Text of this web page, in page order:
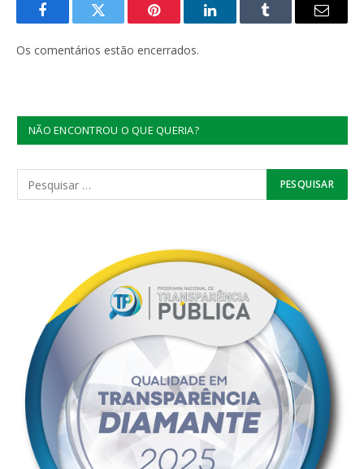
FacebookTwitter Pinterest LinkedInTumblr
E-
Os comentários estão encerrados.
NÃO ENCONTROU O QUE QUERIA?